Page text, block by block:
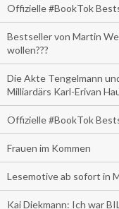
Offizielle #BookTok
Bestseller von Martin
wollen???
Die Akte Tengelmann
Milliardärs Karl-Erivan
Offizielle #BookTok
Frauen im Kommen
Lesemotive ab sofort in
Kai Diekmann: Ich war